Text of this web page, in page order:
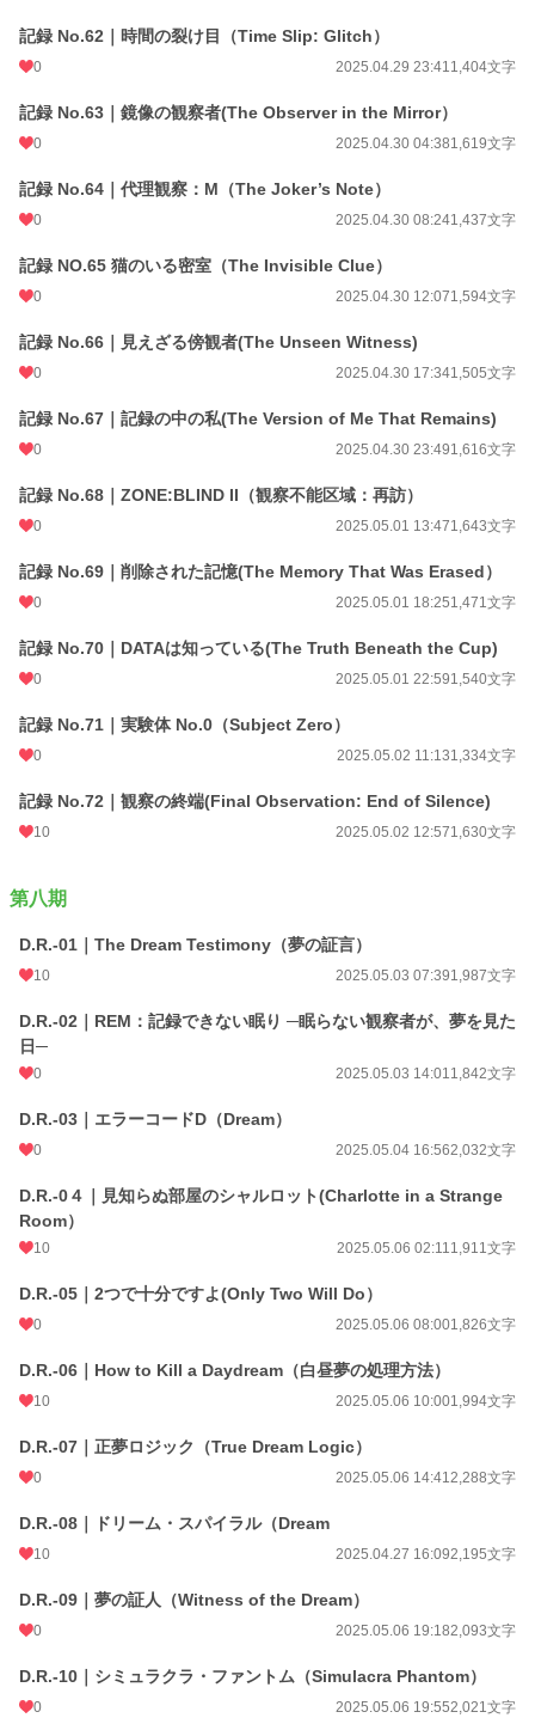
記録 No.62｜時間の裂け目（Time Slip: Glitch）
0 2025.04.29 23:411,404文字
記録 No.63｜鏡像の観察者(The Observer in the Mirror）
0 2025.04.30 04:381,619文字
記録 No.64｜代理観察：M（The Joker’s Note）
0 2025.04.30 08:241,437文字
記録 NO.65 猫のいる密室（The Invisible Clue）
0 2025.04.30 12:071,594文字
記録 No.66｜見えざる傍観者(The Unseen Witness)
0 2025.04.30 17:341,505文字
記録 No.67｜記録の中の私(The Version of Me That Remains)
0 2025.04.30 23:491,616文字
記録 No.68｜ZONE:BLIND II（観察不能区域：再訪）
0 2025.05.01 13:471,643文字
記録 No.69｜削除された記憶(The Memory That Was Erased）
0 2025.05.01 18:251,471文字
記録 No.70｜DATAは知っている(The Truth Beneath the Cup)
0 2025.05.01 22:591,540文字
記録 No.71｜実験体 No.0（Subject Zero）
0 2025.05.02 11:131,334文字
記録 No.72｜観察の終端(Final Observation: End of Silence)
10 2025.05.02 12:571,630文字
第八期
D.R.-01｜The Dream Testimony（夢の証言）
10 2025.05.03 07:391,987文字
D.R.-02｜REM：記録できない眠り ─眠らない観察者が、夢を見た
日─
0 2025.05.03 14:011,842文字
D.R.-03｜エラーコードD（Dream）
0 2025.05.04 16:562,032文字
D.R.-0４｜見知らぬ部屋のシャルロット(Charlotte in a Strange
Room）
10 2025.05.06 02:111,911文字
D.R.-05｜2つで十分ですよ(Only Two Will Do）
0 2025.05.06 08:001,826文字
D.R.-06｜How to Kill a Daydream（白昼夢の処理方法）
10 2025.05.06 10:001,994文字
D.R.-07｜正夢ロジック（True Dream Logic）
0 2025.05.06 14:412,288文字
D.R.-08｜ドリーム・スパイラル（Dream
10 2025.04.27 16:092,195文字
D.R.-09｜夢の証人（Witness of the Dream）
0 2025.05.06 19:182,093文字
D.R.-10｜シミュラクラ・ファントム（Simulacra Phantom）
0 2025.05.06 19:552,021文字